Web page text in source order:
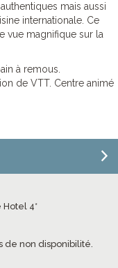
mais aussi
internationale. Ce
vue magnifique sur la
à remous.
de VTT. Centre animé
Hotel 4*
de non disponibilité.